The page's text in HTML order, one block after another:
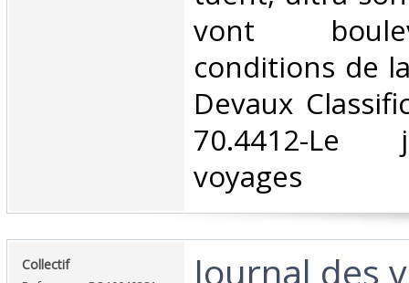
vont
conditions de
Devaux
70.4412-
voyages‎
‎Collectif‎ ‎Journal des